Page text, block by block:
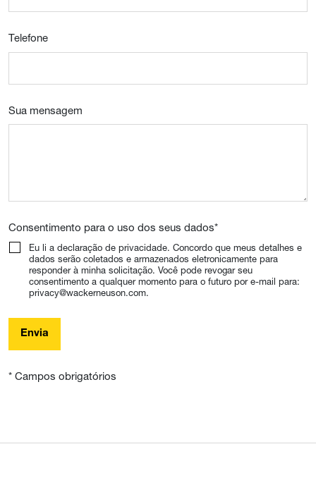
Telefone
Sua mensagem
Consentimento para o uso dos seus dados*
Eu li a declaração de privacidade. Concordo que meus detalhes e
dados serão coletados e armazenados eletronicamente para
responder à minha solicitação. Você pode revogar seu
consentimento a qualquer momento para o futuro por e-mail para:
privacy@wackerneuson.com.
Envia
* Campos obrigatórios